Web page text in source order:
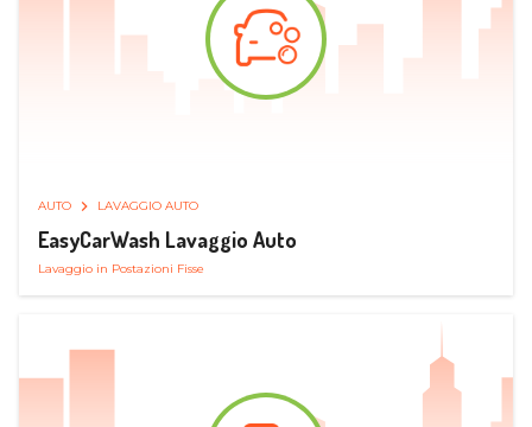
AUTO LAVAGGIO AUTO
EasyCarWash Lavaggio Auto
Lavaggio in Postazioni Fisse